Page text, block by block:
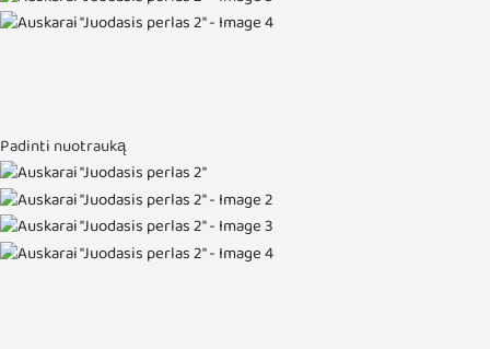
Padinti nuotrauką